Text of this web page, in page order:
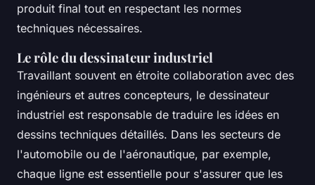
produit final tout en respectant les normes
techniques nécessaires.
Le rôle du dessinateur industriel
Travaillant souvent en étroite collaboration avec des
ingénieurs et autres concepteurs, le dessinateur
industriel est responsable de traduire les idées en
dessins techniques détaillés. Dans les secteurs de
l'automobile ou de l'aéronautique, par exemple,
chaque ligne est essentielle pour s'assurer que les